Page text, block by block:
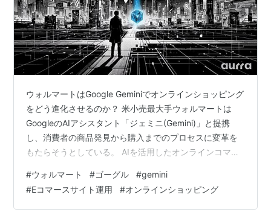
ウォルマートはGoogle Geminiでオンラインショッピング
をどう進化させるのか？ 米小売最大手ウォルマートは
GoogleのAIアシスタント「ジェミニ(Gemini)」と提携
し、消費者の商品発見から購入までのプロセスに変革を
もたらそうとしている。 AIを活用したオンラインコマー
の構築を目指す戦略だ。
#ウォルマート #ゴーグル #gemini
#Eコマースサイト運用 #オンラインショッピング​